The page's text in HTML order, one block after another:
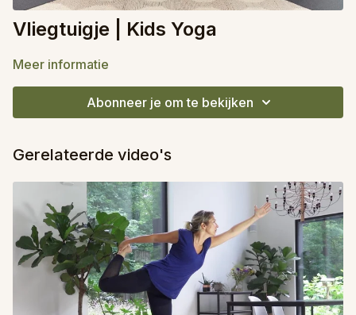
Vliegtuigje | Kids Yoga
Meer informatie
Abonneer je om te bekijken
Gerelateerde video's